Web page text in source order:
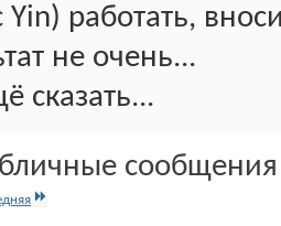
работать,
не очень...
сказать...